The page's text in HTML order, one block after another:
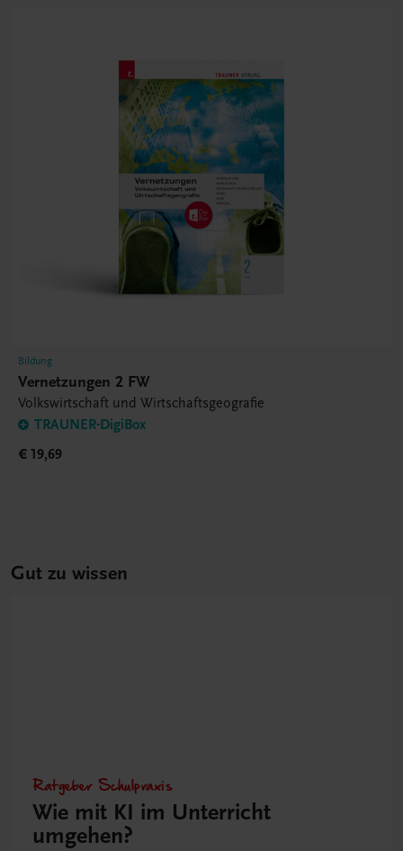
Bildung
Vernetzungen 2 FW
Volkswirtschaft und Wirtschaftsgeografie
TRAUNER-DigiBox
€ 19,69
Gut zu wissen
Ratgeber Schulpraxis
Wie mit KI im Unterricht
umgehen?